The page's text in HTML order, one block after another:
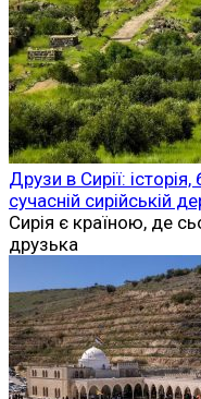
Друзи в Сирії:
сучасній сирійській
Сирія є країною, де
друзька